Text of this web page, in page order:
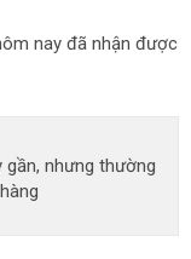
nay đã nhận được
gần, nhưng thường